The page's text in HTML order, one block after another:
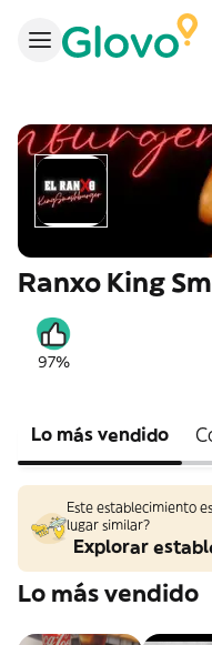
Ranxo King
97%
Lo más vendido
Este establecimiento
lugar similar?
Explorar
Lo más vendido